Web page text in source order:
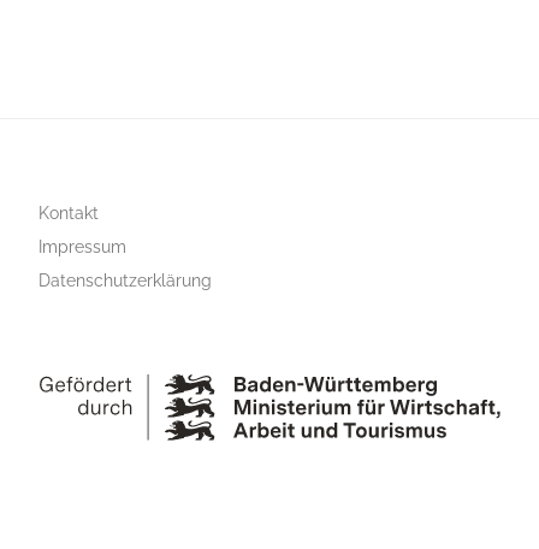
Kontakt
Impressum
Datenschutzerklärung